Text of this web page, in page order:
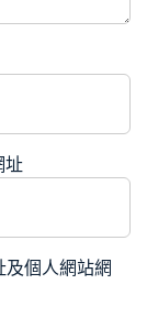
址
及個人網站網